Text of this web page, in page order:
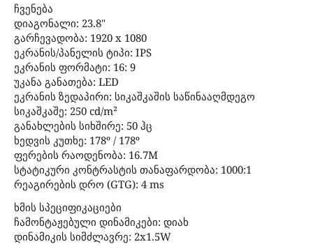
ჩვენება
დიაგონალი: 23.8"
გარჩევადობა: 1920 x 1080
ეკრანის/პანელის ტიპი: IPS
ეკრანის ფორმატი: 16: 9
უკანა განათება: LED
ეკრანის ზედაპირი: სიკაშკაშის საწინააღმდეგო
სიკაშკაშე: 250 cd/m²
განახლების სიხშირე: 50 ჰც
ხედვის კუთხე: 178º / 178º
ფერების რაოდენობა: 16.7M
სტატიკური კონტრასტის თანაფარდობა: 1000:1
რეაგირების დრო (GTG): 4 ms
ხმის სპეციფიკაციები
ჩამონტაჟებული დინამიკები: დიახ
დინამიკის სიმძლავრე: 2x1.5W